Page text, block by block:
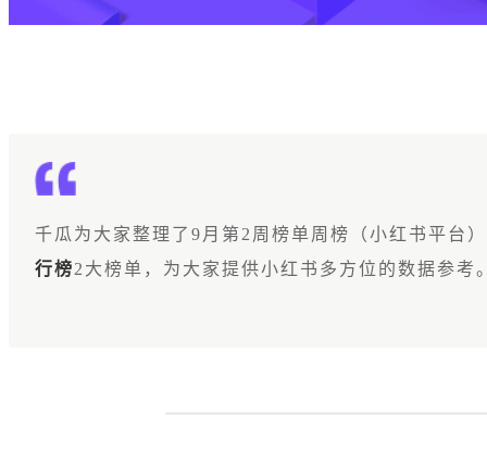
千瓜为大家整理了9月第2周榜单周榜（小红书平台
行榜2大榜单，为大家提供小红书多方位的数据参考